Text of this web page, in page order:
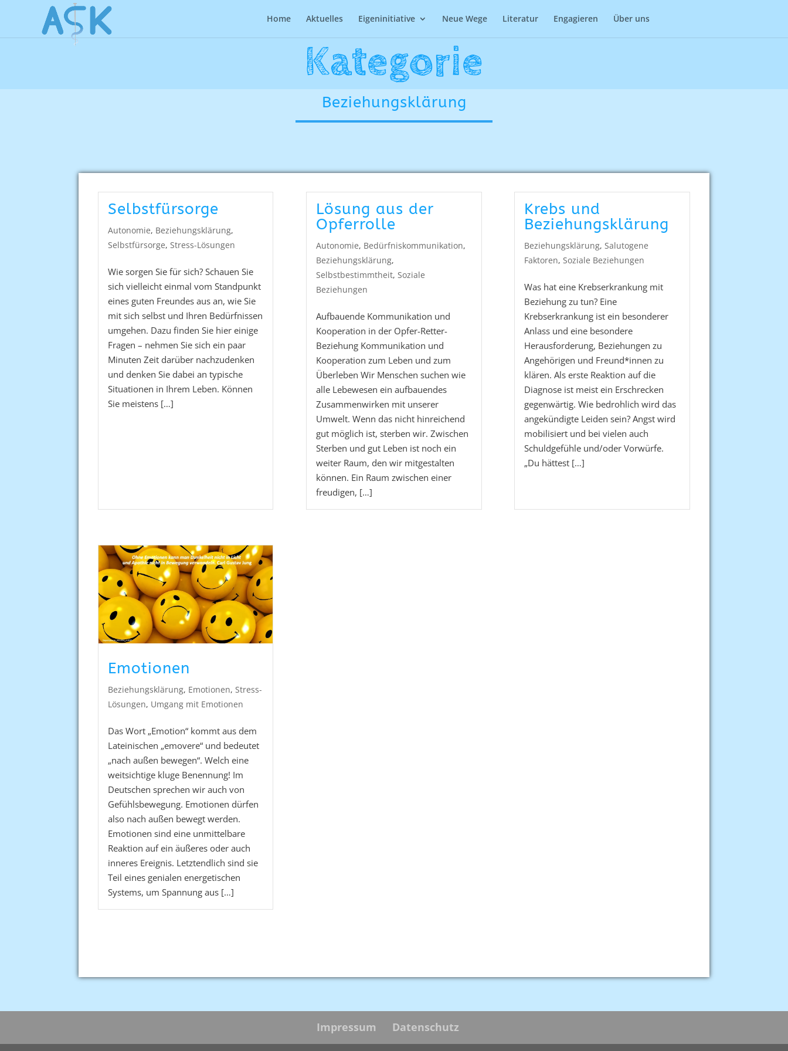
Home Aktuelles Eigeninitiative Neue Wege Literatur Engagieren Über uns
Kategorie
Beziehungsklärung
Selbstfürsorge
Autonomie, Beziehungsklärung,
Selbstfürsorge, Stress-Lösungen
Wie sorgen Sie für sich? Schauen Sie
sich vielleicht einmal vom Standpunkt
eines guten Freundes aus an, wie Sie
mit sich selbst und Ihren Bedürfnissen
umgehen. Dazu finden Sie hier einige
Fragen – nehmen Sie sich ein paar
Minuten Zeit darüber nachzudenken
und denken Sie dabei an typische
Situationen in Ihrem Leben. Können
Sie meistens […]
Lösung aus der
Opferrolle
Autonomie, Bedürfniskommunikation,
Beziehungsklärung,
Selbstbestimmtheit,Soziale
Beziehungen
Aufbauende Kommunikation und
Kooperation in der Opfer-Retter-
Beziehung Kommunikation und
Kooperation zum Leben und zum
Überleben Wir Menschen suchen wie
alle Lebewesen ein aufbauendes
Zusammenwirken mit unserer
Umwelt. Wenn das nicht hinreichend
gut möglich ist, sterben wir. Zwischen
Sterben und gut Leben ist noch ein
weiter Raum, den wir mitgestalten
können. Ein Raum zwischen einer
freudigen, […]
Krebs und
Beziehungsklärung
Beziehungsklärung,Salutogene
Faktoren,Soziale Beziehungen
Was hat eine Krebserkrankung mit
Beziehung zu tun? Eine
Krebserkrankung ist ein besonderer
Anlass und eine besondere
Herausforderung, Beziehungen zu
Angehörigen und Freund*innen zu
klären. Als erste Reaktion auf die
Diagnose ist meist ein Erschrecken
gegenwärtig. Wie bedrohlich wird das
angekündigte Leiden sein? Angst wird
mobilisiert und bei vielen auch
Schuldgefühle und/oder Vorwürfe.
„Du hättest […]
Emotionen
Beziehungsklärung, Emotionen, Stress-
Lösungen, Umgang mit Emotionen
Das Wort „Emotion“ kommt aus dem
Lateinischen „emovere“ und bedeutet
„nach außen bewegen“. Welch eine
weitsichtige kluge Benennung! Im
Deutschen sprechen wir auch von
Gefühlsbewegung. Emotionen dürfen
also nach außen bewegt werden.
Emotionen sind eine unmittelbare
Reaktion auf ein äußeres oder auch
inneres Ereignis. Letztendlich sind sie
Teil eines genialen energetischen
Systems, um Spannung aus […]
Impressum Datenschutz